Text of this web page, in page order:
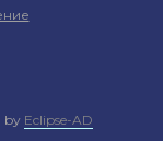
by Eclipse-AD